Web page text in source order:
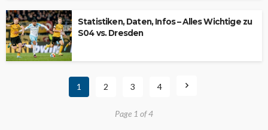
Statistiken, Daten, Infos – Alles Wichtige zu
S04 vs. Dresden
1 2 3 4
Page 1 of 4